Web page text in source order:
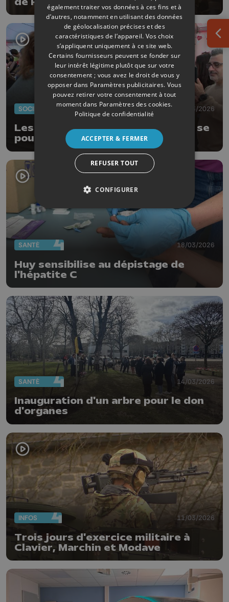
SOCIÉTÉ 20/03/2026
Les 24H vélo au profit du Televie se
poursuivent au CHU de Liège
SANTÉ 18/03/2026
Huy sensibilise au dépistage de
l'hépatite C
SANTÉ 14/03/2026
Inauguration d'un arbre pour le don
d'organes
INFOS 11/03/2026
Trois jours d'exercice militaire à
Clavier, Marchin et Modave
également traiter vos données à ces fins et à
d’autres, notamment en utilisant des données
de géolocalisation précises et des
caractéristiques de l’appareil. Vos choix
s’appliquent uniquement à ce site web.
Certains fournisseurs peuvent se fonder sur
leur intérêt légitime plutôt que sur votre
consentement ; vous avez le droit de vous y
opposer dans Paramètres publicitaires. Vous
pouvez retirer votre consentement à tout
moment dans Paramètres des cookies.
Politique de confidentialité
ACCEPTER & FERMER
REFUSER TOUT
CONFIGURER